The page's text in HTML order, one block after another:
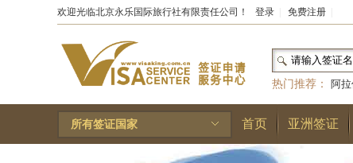
欢迎光临北京永乐国际旅行社有限责任公司！ 登录 免费注册
热门推荐： 阿
和国|布基纳法
林王国|安道尔
所有签证国家 首页 亚洲签证